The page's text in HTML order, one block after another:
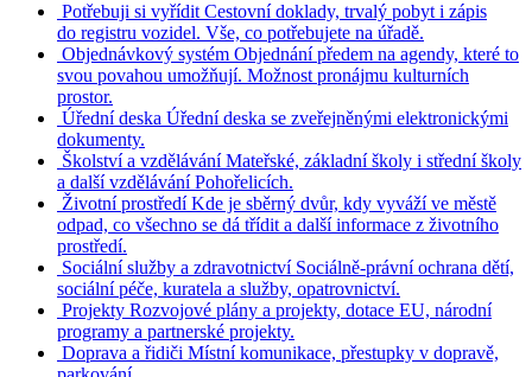
Potřebuji si vyřídit Cestovní doklady, trvalý pobyt i zápis
do registru vozidel. Vše, co potřebujete na úřadě.
Objednávkový systém Objednání předem na agendy, které to
svou povahou umožňují. Možnost pronájmu kulturních
prostor.
Úřední deska Úřední deska se zveřejněnými elektronickými
dokumenty.
Školství a vzdělávání Mateřské, základní školy i střední školy
a další vzdělávání Pohořelicích.
Životní prostředí Kde je sběrný dvůr, kdy vyváží ve městě
odpad, co všechno se dá třídit a další informace z životního
prostředí.
Sociální služby a zdravotnictví Sociálně-právní ochrana dětí,
sociální péče, kuratela a služby, opatrovnictví.
Projekty Rozvojové plány a projekty, dotace EU, národní
programy a partnerské projekty.
Doprava a řidiči Místní komunikace, přestupky v dopravě,